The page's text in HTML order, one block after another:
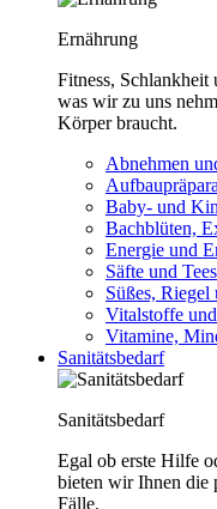
Ernährung
Fitness, Schlankheit
was wir zu uns
Körper braucht.
Abnehmen
Baby- und
Bachblüten,
Energie und
Säfte und Tees
Süßes,
Vitalstoffe
Vitamine,
Sanitätsbedarf
Sanitätsbedarf
Egal ob erste Hilfe
bieten wir Ihnen die
Fälle.